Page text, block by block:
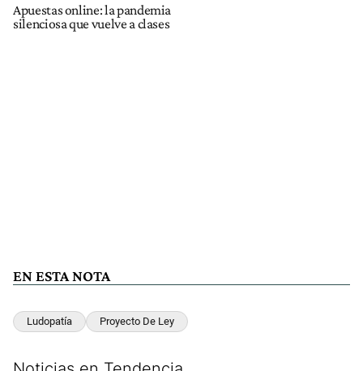
Apuestas online: la pandemia
silenciosa que vuelve a clases
EN ESTA NOTA
Ludopatía Proyecto De Ley